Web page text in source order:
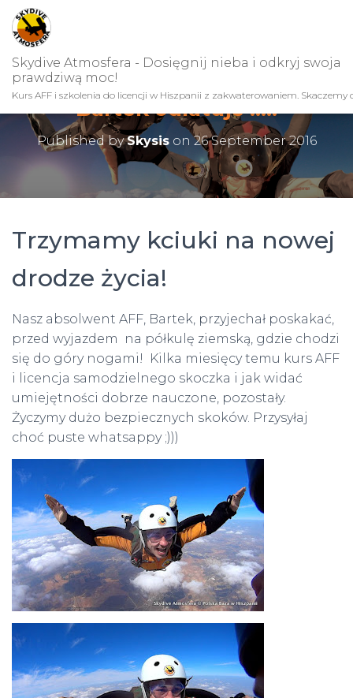
Skydive Atmosfera - Dosięgnij nieba i odkryj swoja
prawdziwą moc!
Kurs AFF i szkolenia do licencji w Hiszpanii z zakwaterowaniem. Skaczemy
Bartek odlatuje ….!
Published bySkysison26 September 2016
Trzymamy kciuki na nowej
drodze życia!
Nasz absolwent AFF, Bartek, przyjechał poskakać,
przed wyjazdem na półkulę ziemską, gdzie chodzi
się do góry nogami! Kilka miesięcy temu kurs AFF
i licencja samodzielnego skoczka i jak widać
umiejętności dobrze nauczone, pozostały.
Życzymy dużo bezpiecznych skoków. Przysyłaj
choć puste whatsappy ;)))